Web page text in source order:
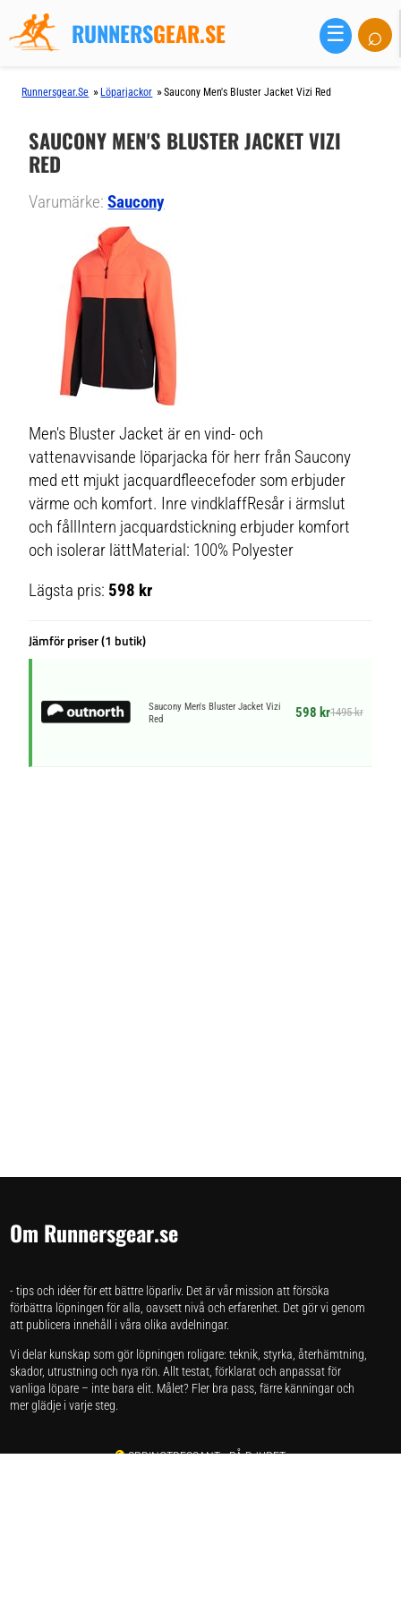
RUNNERSGEAR.SE ☰ ⌕
Runnersgear.se » Löparjackor »Saucony Men's Bluster Jacket Vizi Red
SAUCONY MEN'S BLUSTER JACKET VIZI
RED
Varumärke:Saucony
Men's Bluster Jacket är en vind- och
vattenavvisande löparjacka för herr från Saucony
med ett mjukt jacquardfleecefoder som erbjuder
värme och komfort. Inre vindklaffResår i ärmslut
och fållIntern jacquardstickning erbjuder komfort
och isolerar lättMaterial: 100% Polyester
Lägsta pris: 598 kr
Jämför priser (1 butik)
Saucony Men's Bluster Jacket Vizi
Red
598 kr1495 kr
Om Runnersgear.se
- tips och idéer för ett bättre löparliv. Det är vår mission att försöka
förbättra löpningen för alla, oavsett nivå och erfarenhet. Det gör vi genom
att publicera innehåll i våra olika avdelningar.
Vi delar kunskap som gör löpningen roligare: teknik, styrka, återhämtning,
skador, utrustning och nya rön. Allt testat, förklarat och anpassat för
vanliga löpare – inte bara elit. Målet? Fler bra pass, färre känningar och
mer glädje i varje steg.
SPRINGTRESSANT- PÅ DJUPET